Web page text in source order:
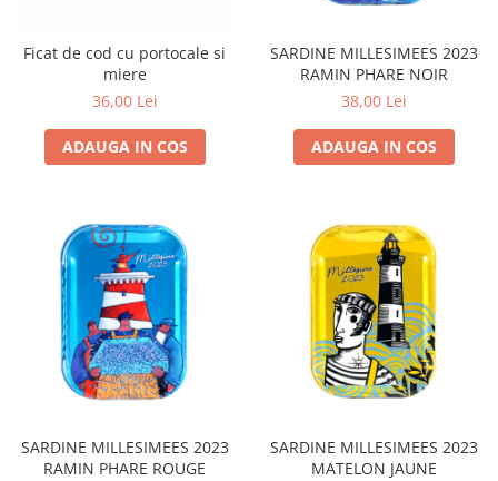
Ficat de cod cu portocale si
miere
36,00 Lei
ADAUGA IN COS
SARDINE MILLESIMEES 2023
RAMIN PHARE NOIR
38,00 Lei
ADAUGA IN COS
SARDINE MILLESIMEES 2023
RAMIN PHARE ROUGE
SARDINE MILLESIMEES 2023
MATELON JAUNE